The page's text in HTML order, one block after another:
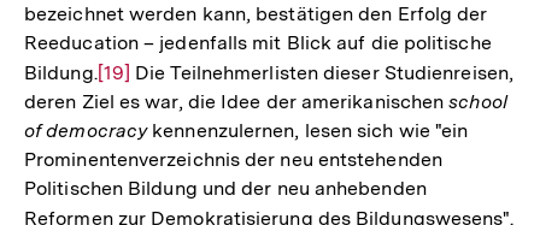
bezeichnet werden kann, bestätigen den Erfolg der
Reeducation – jedenfalls mit Blick auf die politische
Bildung.Zur
Auflösung
der
Fußnote
[19] Die Teilnehmerlisten dieser Studienreisen,
deren Ziel es war, die Idee der amerikanischenschool
of democracykennenzulernen, lesen sich wie "ein
Prominentenverzeichnis der neu entstehenden
Politischen Bildung und der neu anhebenden
Reformen zur Demokratisierung des Bildungswesens".